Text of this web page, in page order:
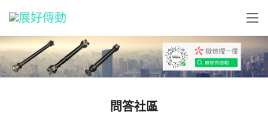
問答社區